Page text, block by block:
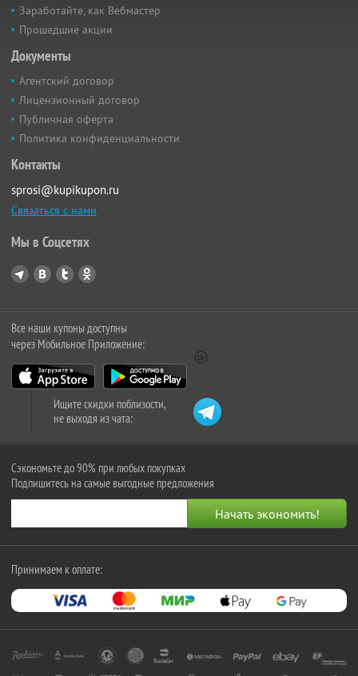
Заработайте, как Вебмастер
Прошедшие акции
Документы
Агентский договор
Лицензионный договор
Публичная оферта
Политика конфиденциальности
Контакты
sprosi@kupikupon.ru
Связаться с нами
Мы в Соцсетях
Все наши купоны доступны
через Мобильное Приложение:
Ищите скидки поблизости,
не выходя из чата:
Сэкономьте до 90% при любых покупках
Подпишитесь на самые выгодные предложения
Принимаем к оплате: